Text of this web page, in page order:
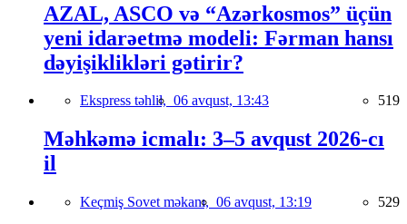
AZAL, ASCO və “Azərkosmos” üçün
yeni idarəetmə modeli: Fərman hansı
dəyişiklikləri gətirir?
Ekspress təhlil, 06 avqust, 13:43 519
Məhkəmə icmalı: 3–5 avqust 2026-cı
il
Keçmiş Sovet məkanı, 06 avqust, 13:19 529